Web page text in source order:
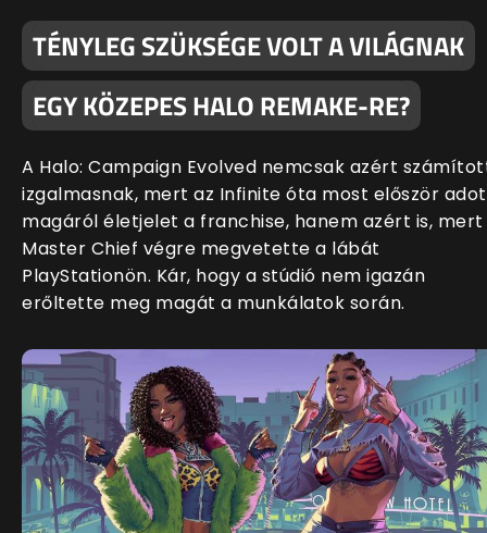
TÉNYLEG SZÜKSÉGE VOLT A VILÁGNAK
EGY KÖZEPES HALO REMAKE-RE?
A Halo: Campaign Evolved nemcsak azért
izgalmasnak, mert az Infinite óta most először
magáról életjelet a franchise, hanem azért is, mert
Master Chief végre megvetette a lábát
PlayStationön. Kár, hogy a stúdió nem igazán
erőltette meg magát a munkálatok során.